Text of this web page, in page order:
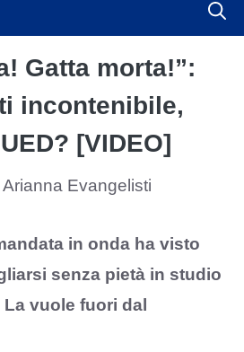
Gatta morta!”:
incontenibile,
[VIDEO]
Arianna Evangelisti
in onda ha visto
senza pietà in studio
vuole fuori dal